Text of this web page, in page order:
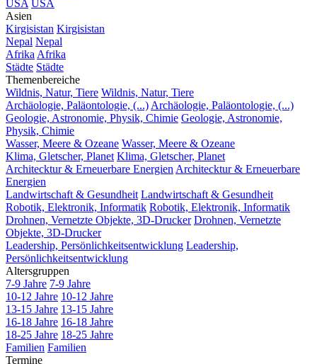
USA USA
Asien
Kirgisistan Kirgisistan
Nepal Nepal
Afrika Afrika
Städte Städte
Themenbereiche
Wildnis, Natur, Tiere Wildnis, Natur, Tiere
Archäologie, Paläontologie, (...) Archäologie, Paläontologie, (...)
Geologie, Astronomie, Physik, Chimie Geologie, Astronomie,
Physik, Chimie
Wasser, Meere & Ozeane Wasser, Meere & Ozeane
Klima, Gletscher, Planet Klima, Gletscher, Planet
Architecktur & Erneuerbare Energien Architecktur & Erneuerbare
Energien
Landwirtschaft & Gesundheit Landwirtschaft & Gesundheit
Robotik, Elektronik, Informatik Robotik, Elektronik, Informatik
Drohnen, Vernetzte Objekte, 3D-Drucker Drohnen, Vernetzte
Objekte, 3D-Drucker
Leadership, Persönlichkeitsentwicklung Leadership,
Persönlichkeitsentwicklung
Altersgruppen
7-9 Jahre 7-9 Jahre
10-12 Jahre 10-12 Jahre
13-15 Jahre 13-15 Jahre
16-18 Jahre 16-18 Jahre
18-25 Jahre 18-25 Jahre
Familien Familien
Termine